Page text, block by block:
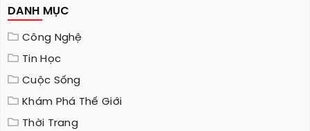
DANH MỤC
Công Nghệ
Tin Học
Cuộc Sống
Khám Phá Thế Giới
Thời Trang